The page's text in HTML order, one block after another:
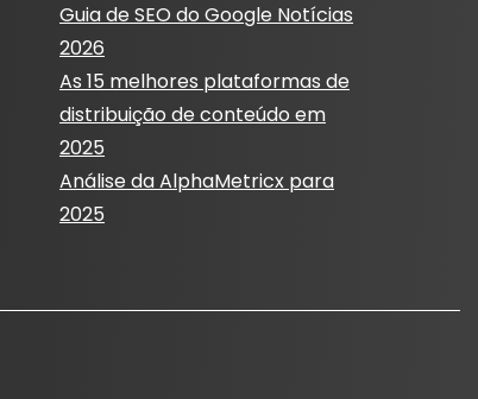
Guia de SEO do Google Notícias
2026
As 15 melhores plataformas de
distribuição de conteúdo em
2025
Análise da AlphaMetricx para
2025